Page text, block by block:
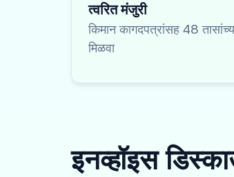
त्वरित मंजुरी
किमान कागदपत्रांसह 48
मिळवा
इनव्हॉइस